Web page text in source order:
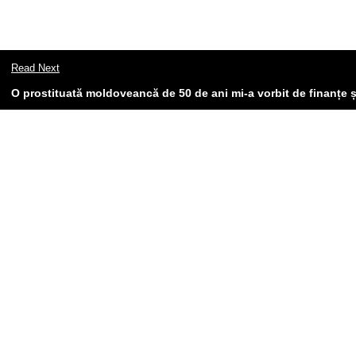
Read Next
O prostituată moldoveancă de 50 de ani mi-a vorbit de finanțe